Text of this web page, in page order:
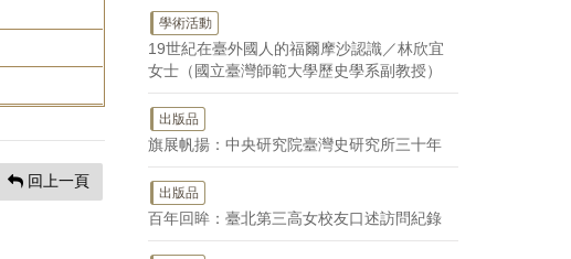
回上一頁
學術活動
19世紀在臺外國人的福爾摩沙認識／林欣宜
女士（國立臺灣師範大學歷史學系副教授）
出版品
旗展帆揚：中央研究院臺灣史研究所三十年
出版品
百年回眸：臺北第三高女校友口述訪問紀錄